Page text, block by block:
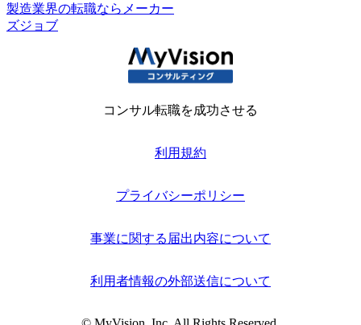
製造業界の転職ならメーカー
ズジョブ
コンサル転職を成功させる
利用規約
プライバシーポリシー
事業に関する届出内容について
利用者情報の外部送信について